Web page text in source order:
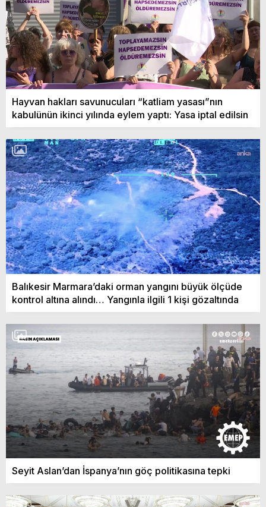
Hayvan hakları savunucuları “katliam yasası”nın
kabulünün ikinci yılında eylem yaptı: Yasa iptal edilsin
Balıkesir Marmara’daki orman yangını büyük ölçüde
kontrol altına alındı… Yangınla ilgili 1 kişi gözaltında
Seyit Aslan’dan İspanya’nın göç politikasına tepki